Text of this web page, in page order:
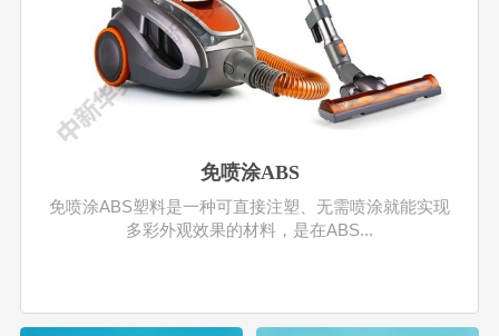
免喷涂ABS
免喷涂ABS塑料是一种可直接注塑、无需喷涂就能实现
多彩外观效果的材料，是在ABS...